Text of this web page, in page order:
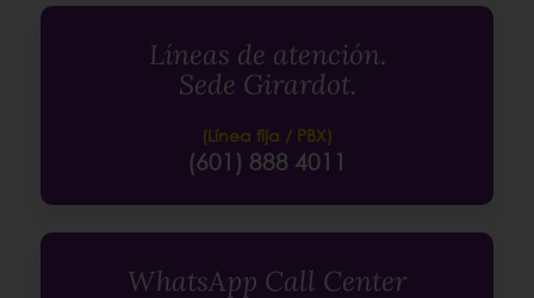
Líneas de atención.
Sede Girardot.
(Línea fija / PBX)
(601) 888 4011
WhatsApp Call Center